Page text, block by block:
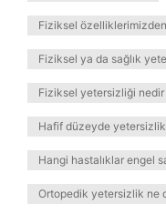
Fiziksel
Fiziksel ya da sağlık
Fiziksel yetersizliği nedir
Hafif düzeyde
Hangi hastalıklar engel
Ortopedik yetersizlik ne